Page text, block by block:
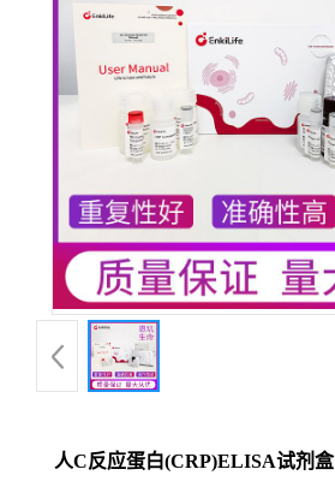
人C反应蛋白(CRP)ELISA试剂盒